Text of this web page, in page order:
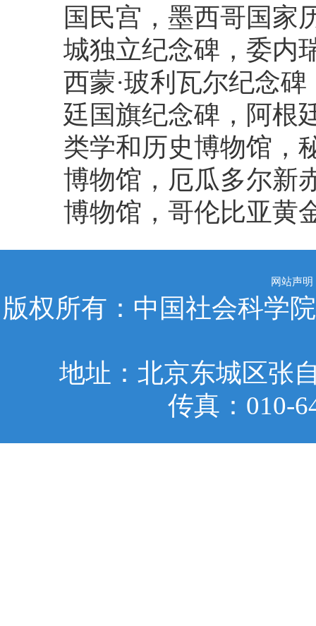
国民宫，墨西哥国家
城独立纪念碑，委内
西蒙·玻利瓦尔纪念
廷国旗纪念碑，阿根
类学和历史博物馆，
博物馆，厄瓜多尔新
博物馆，哥伦比亚黄
网站声明
版权所有：中国社会科学
地址：北京东城区张
传真：010-